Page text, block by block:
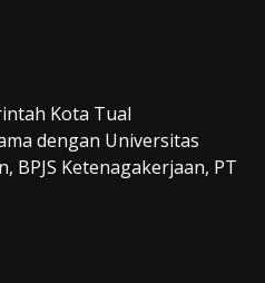
Kota Tual
dengan Universitas
Ketenagakerjaan, PT